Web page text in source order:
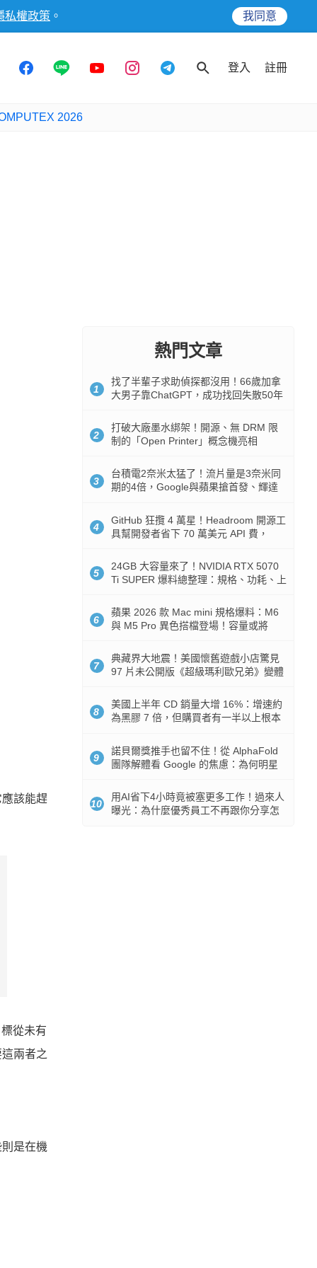
私權政策 。 我同意
登入 註冊
2026
該能趕
從未有
兩者之
是在機
熱門文章
1
找了半輩子求助偵探都沒用！66歲加拿
大男子靠ChatGPT，成功找回失散50年
2
打破大廠墨水綁架！開源、無 DRM 限
制的「Open Printer」概念機亮相
3
台積電2奈米太猛了！流片量是3奈米同
期的4倍，Google與蘋果搶首發、輝達
4
GitHub 狂攬 4 萬星！Headroom 開源工
具幫開發者省下 70 萬美元 API 費，
5
24GB 大容量來了！NVIDIA RTX 5070
Ti SUPER 爆料總整理：規格、功耗、上
6
蘋果 2026 款 Mac mini 規格爆料：M6
與 M5 Pro 異色搭檔登場！容量或將
7
典藏界大地震！美國懷舊遊戲小店驚見
97 片未公開版《超級瑪利歐兄弟》變體
8
美國上半年 CD 銷量大增 16%：增速約
為黑膠 7 倍，但購買者有一半以上根本
9
諾貝爾獎推手也留不住！從 AlphaFold
團隊解體看 Google 的焦慮：為何明星
10
用AI省下4小時竟被塞更多工作！過來人
曝光：為什麼優秀員工不再跟你分享怎